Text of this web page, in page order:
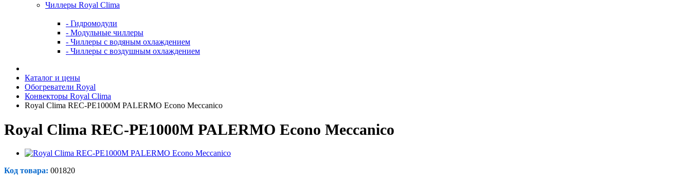
Чиллеры Royal Clima
- Гидромодули
- Модульные чиллеры
- Чиллеры с водяным охлаждением
- Чиллеры с воздушным охлаждением
Каталог и цены
Обогреватели Royal
Конвекторы Royal Clima
Royal Clima REC-PE1000M PALERMO Econo Meccanico
Royal Clima REC-PE1000M PALERMO Econo Meccanico
Код товара: 001820